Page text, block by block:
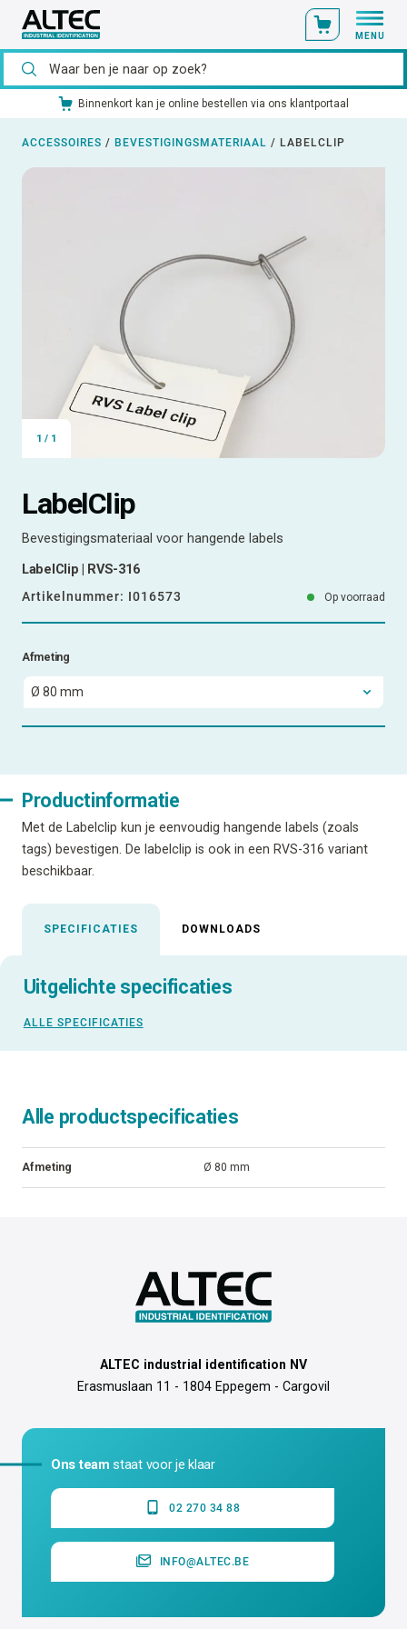
MENU
Ons catalogusmateriaal standaard uit voorraad leverbaar
ACCESSOIRES / BEVESTIGINGSMATERIAAL / LABELCLIP
1 / 1
LabelClip
Bevestigingsmateriaal voor hangende labels
LabelClip | RVS-316
Artikelnummer: I016573 Op voorraad
Afmeting
Productinformatie
Met de Labelclip kun je eenvoudig hangende labels (zoals
tags) bevestigen. De labelclip is ook in een RVS-316 variant
beschikbaar.
SPECIFICATIES DOWNLOADS
Uitgelichte specificaties
ALLE SPECIFICATIES
Alle productspecificaties
Afmeting Ø 80 mm
ALTEC industrial identification NV
Erasmuslaan 11 - 1804 Eppegem - Cargovil
Ons team staat voor je klaar
02 270 34 88
INFO@ALTEC.BE